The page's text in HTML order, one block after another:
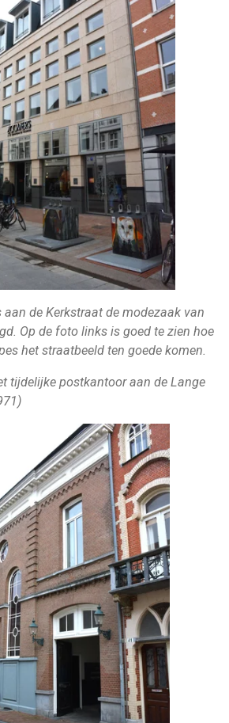
de Kerkstraat de modezaak van
Op de foto links is goed te zien hoe
het straatbeeld ten goede komen.
tijdelijke postkantoor aan de Lange